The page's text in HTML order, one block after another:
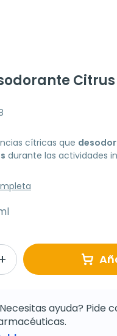
Citrus
cítricas que
durante las actividades
ayuda? Pide